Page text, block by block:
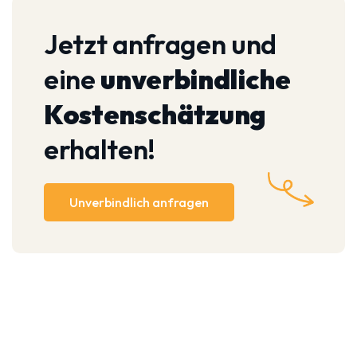
Jetzt anfragen und
eineunverbindliche
Kostenschätzung
erhalten!
Unverbindlich anfragen